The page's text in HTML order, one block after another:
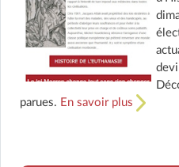
parues. En savoir plus